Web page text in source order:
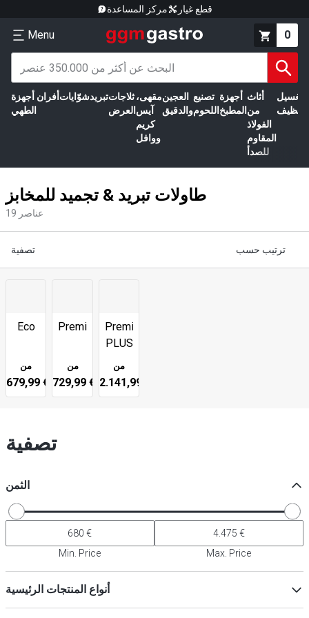
مركز المساعدة قطع غيار
Menu 0
أجهزة
الطهي
أفران شوّاياتتبريدثلاجات
العرض
مقهى،
آيس
كريم
ووافل
العجين
والدقيق
تصنيع
اللحوم
أجهزة
المطبخ
أثاث
من
الفولاذ
المقاوم
للصدأ
الغسيل
طاولات تبريد & تجميد للمخابز
19 عناصر
تصفية ترتيب حسب
Eco
من
679,99 €
Premium
من
729,99 €
Premium
PLUS
من
تصفية
الثمن
Min. Price Max. Price
أنواع المنتجات الرئيسية